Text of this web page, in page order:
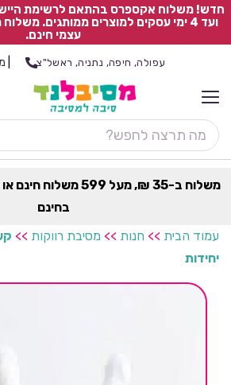
ועד 4 ימי עסקים למוצרים ממותגים.
עצמי חינם.
עפולה, חיפה, נתניה, ראשל"צ
משלוח ב-35 ₪, מעל 599
בחינם
עמוד הבית >> חנות >> מסיבת רווקות >>
יחידות